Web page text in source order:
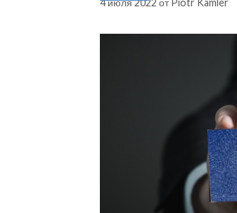
4 июля 2022 отPiotr Kamler